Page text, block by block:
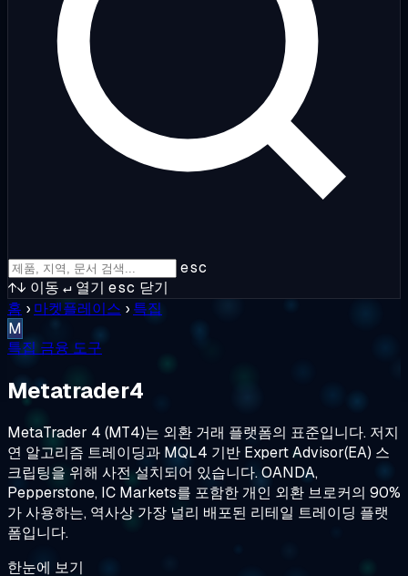
esc
↑↓ 이동 ↵ 열기 esc 닫기
홈 › 마켓플레이스 › 특집
M
특집 금융 도구
Metatrader4
MetaTrader 4 (MT4)는 외환 거래 플랫폼의 표준입니다. 저지
연 알고리즘 트레이딩과 MQL4 기반 Expert Advisor(EA) 스
크립팅을 위해 사전 설치되어 있습니다. OANDA,
Pepperstone, IC Markets를 포함한 개인 외환 브로커의 90%
가 사용하는, 역사상 가장 널리 배포된 리테일 트레이딩 플랫
폼입니다.
한눈에 보기